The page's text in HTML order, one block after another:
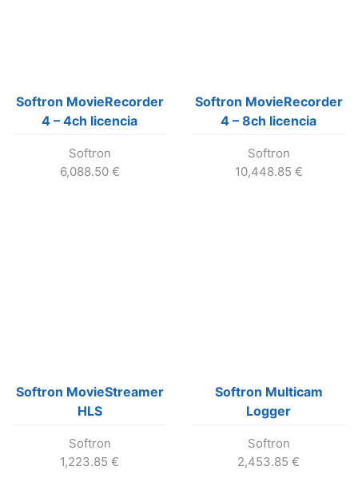
Softron MovieRecorder
4 – 4ch licencia
Softron
6,088.50 €
Softron MovieRecorder
4 – 8ch licencia
Softron
10,448.85 €
Softron MovieStreamer
HLS
Softron
1,223.85 €
Softron Multicam
Logger
Softron
2,453.85 €